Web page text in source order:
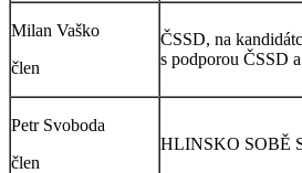
Milan Vaško
člen
ČSSD, na
s podporou ČSSD
Petr Svoboda
člen
HLINSKO SOBĚ